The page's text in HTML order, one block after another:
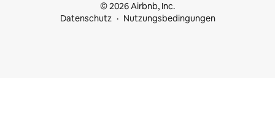
© 2026 Airbnb, Inc.
Datenschutz
Nutzungsbedingungen